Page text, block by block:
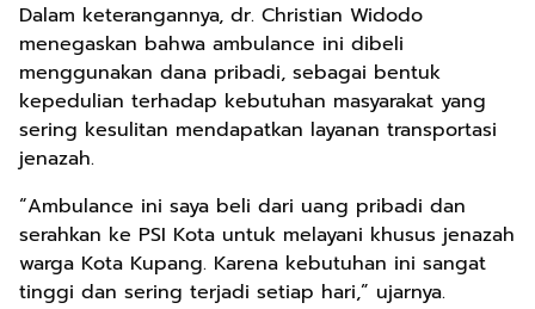
Dalam keterangannya, dr. Christian Widodo
menegaskan bahwa ambulance ini dibeli
menggunakan dana pribadi, sebagai bentuk
kepedulian terhadap kebutuhan masyarakat yang
sering kesulitan mendapatkan layanan transportasi
jenazah.
“Ambulance ini saya beli dari uang pribadi dan
serahkan ke PSI Kota untuk melayani khusus jenazah
warga Kota Kupang. Karena kebutuhan ini sangat
tinggi dan sering terjadi setiap hari,” ujarnya.